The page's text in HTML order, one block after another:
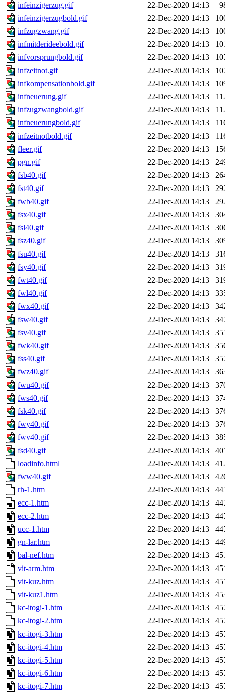
infeinzigerzug.gif
22-Dec-2020 14:13
infeinzigerzugbold.gif
22-Dec-2020 14:13
infzugzwang.gif
22-Dec-2020 14:13
infmitderideebold.gif
22-Dec-2020 14:13
infvorsprungbold.gif
22-Dec-2020 14:13
infzeitnot.gif
22-Dec-2020 14:13
infkompensationbold.gif
22-Dec-2020 14:13
infneuerung.gif
22-Dec-2020 14:13
infzugzwangbold.gif
22-Dec-2020 14:13
infneuerungbold.gif
22-Dec-2020 14:13
infzeitnotbold.gif
22-Dec-2020 14:13
fleer.gif
22-Dec-2020 14:13
pgn.gif
22-Dec-2020 14:13
fsb40.gif
22-Dec-2020 14:13
fst40.gif
22-Dec-2020 14:13
fwb40.gif
22-Dec-2020 14:13
fsx40.gif
22-Dec-2020 14:13
fsl40.gif
22-Dec-2020 14:13
fsz40.gif
22-Dec-2020 14:13
fsu40.gif
22-Dec-2020 14:13
fsy40.gif
22-Dec-2020 14:13
fwt40.gif
22-Dec-2020 14:13
fwl40.gif
22-Dec-2020 14:13
fwx40.gif
22-Dec-2020 14:13
fsw40.gif
22-Dec-2020 14:13
fsv40.gif
22-Dec-2020 14:13
fwk40.gif
22-Dec-2020 14:13
fss40.gif
22-Dec-2020 14:13
fwz40.gif
22-Dec-2020 14:13
fwu40.gif
22-Dec-2020 14:13
fws40.gif
22-Dec-2020 14:13
fsk40.gif
22-Dec-2020 14:13
fwy40.gif
22-Dec-2020 14:13
fwv40.gif
22-Dec-2020 14:13
fsd40.gif
22-Dec-2020 14:13
loadinfo.html
22-Dec-2020 14:13
fww40.gif
22-Dec-2020 14:13
rh-1.htm
22-Dec-2020 14:13
ecc-1.htm
22-Dec-2020 14:13
ecc-2.htm
22-Dec-2020 14:13
ucc-1.htm
22-Dec-2020 14:13
gn-lar.htm
22-Dec-2020 14:13
bal-nef.htm
22-Dec-2020 14:13
vit-arm.htm
22-Dec-2020 14:13
vit-kuz.htm
22-Dec-2020 14:13
vit-kuz1.htm
22-Dec-2020 14:13
kc-itogi-1.htm
22-Dec-2020 14:13
kc-itogi-2.htm
22-Dec-2020 14:13
kc-itogi-3.htm
22-Dec-2020 14:13
kc-itogi-4.htm
22-Dec-2020 14:13
kc-itogi-5.htm
22-Dec-2020 14:13
kc-itogi-6.htm
22-Dec-2020 14:13
kc-itogi-7.htm
22-Dec-2020 14:13